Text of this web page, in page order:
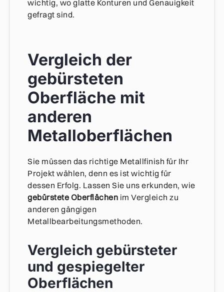
wichtig, wo glatte Konturen und Genauigkeit
gefragt sind.
Vergleich der
gebürsteten
Oberfläche mit
anderen
Metalloberflächen
Sie müssen das richtige Metallfinish für Ihr
Projekt wählen, denn es ist wichtig für
dessen Erfolg. Lassen Sie uns erkunden, wie
gebürstete Oberflächen im Vergleich zu
anderen gängigen
Metallbearbeitungsmethoden.
Vergleich gebürsteter
und gespiegelter
Oberflächen